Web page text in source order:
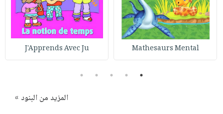
Mathesaurs Mental
J'Apprends Avec Ju
1
2
3
4
5
المزيد من البنود »